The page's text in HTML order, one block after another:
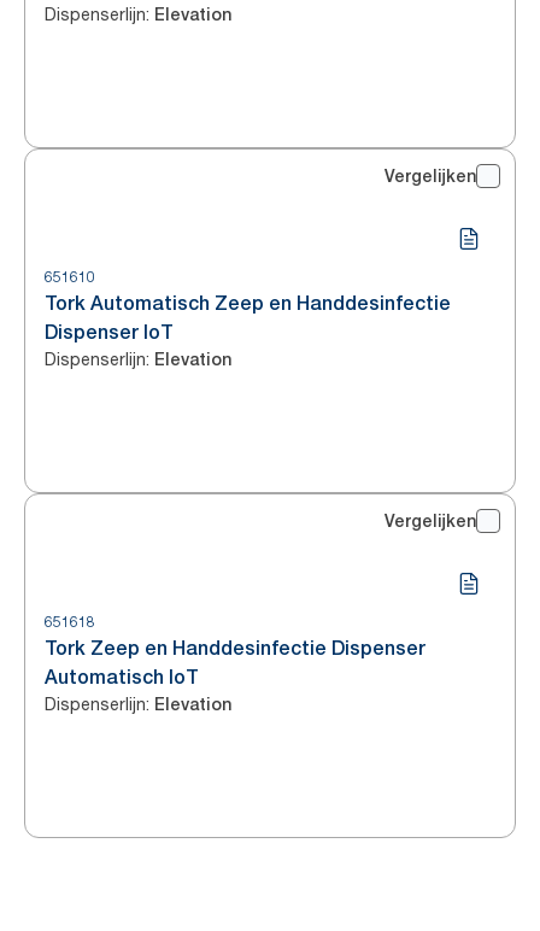
Dispenserlijn: Elevation
Vergelijken
651610
Tork Automatisch Zeep en Handdesinfectie
Dispenser IoT
Dispenserlijn: Elevation
Vergelijken
651618
Tork Zeep en Handdesinfectie Dispenser
Automatisch IoT
Dispenserlijn: Elevation